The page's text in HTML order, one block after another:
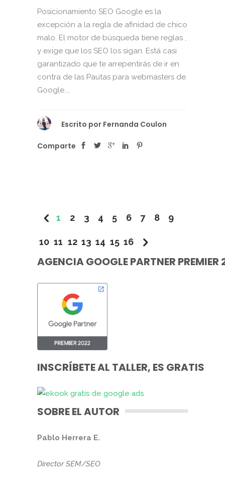
Posicionamiento SEO Google es la
excepción a la regla de afinidad de chico
malo. El motor de búsqueda tiene reglas ,
y exige que los SEO los sigan. Está casi
garantizado que te arrepentirás de ir en
contra de las Pautas para webmasters de
Google....
Escrito por Fernanda Coulon
Comparte
1 2 3 4 5 6 7 8 9
10 11 12 13 14 15 16
AGENCIA GOOGLE PARTNER PREMIER
INSCRÍBETE AL TALLER, ES GRATIS
SOBRE EL AUTOR
Pablo Herrera E.
Director SEM/SEO